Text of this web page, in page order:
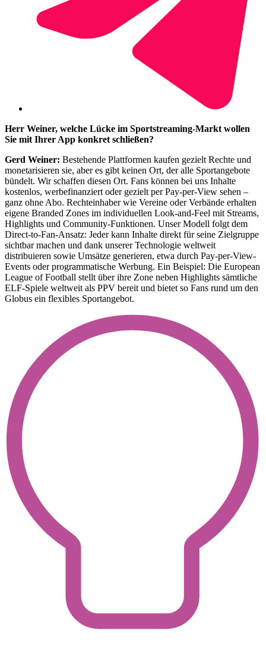
Herr Weiner, welche Lücke im Sportstreaming-Markt wollen
Sie mit Ihrer App konkret schließen?
Gerd Weiner: Bestehende Plattformen kaufen gezielt Rechte und
monetarisieren sie, aber es gibt keinen Ort, der alle Sportangebote
bündelt. Wir schaffen diesen Ort. Fans können bei uns Inhalte
kostenlos, werbefinanziert oder gezielt per Pay-per-View sehen –
ganz ohne Abo. Rechteinhaber wie Vereine oder Verbände erhalten
eigene Branded Zones im individuellen Look-and-Feel mit Streams,
Highlights und Community-Funktionen. Unser Modell folgt dem
Direct-to-Fan-Ansatz: Jeder kann Inhalte direkt für seine Zielgruppe
sichtbar machen und dank unserer Technologie weltweit
distribuieren sowie Umsätze generieren, etwa durch Pay-per-View-
Events oder programmatische Werbung. Ein Beispiel: Die European
League of Football stellt über ihre Zone neben Highlights sämtliche
ELF-Spiele weltweit als PPV bereit und bietet so Fans rund um den
Globus ein flexibles Sportangebot.